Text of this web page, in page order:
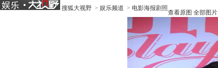
搜狐大视野 > 娱乐频道 > 电影海报剧照
查看原图 全部图片